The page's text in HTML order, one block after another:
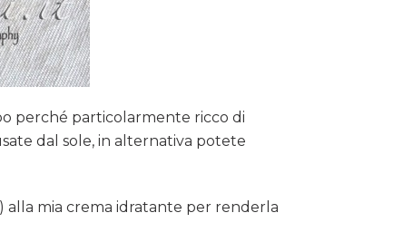
perché particolarmente ricco di
dal sole, in alternativa potete
alla mia crema idratante per renderla